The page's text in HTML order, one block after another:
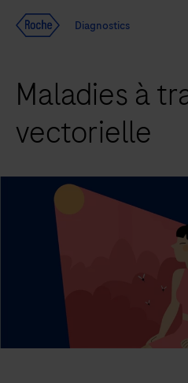
Diagnostics
Maladies à
vectorielle